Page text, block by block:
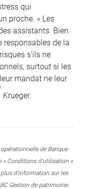
qui
proche. « Les
assistants. Bien
responsables de la
s’ils ne
surtout si les
mandat ne leur
Krueger.
de Banque
« Conditions d’utilisation »
d’information sur les
Gestion de patrimoine.